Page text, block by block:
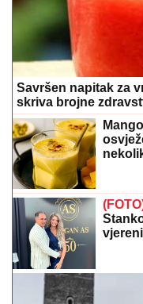
Savršen napitak za
skriva brojne